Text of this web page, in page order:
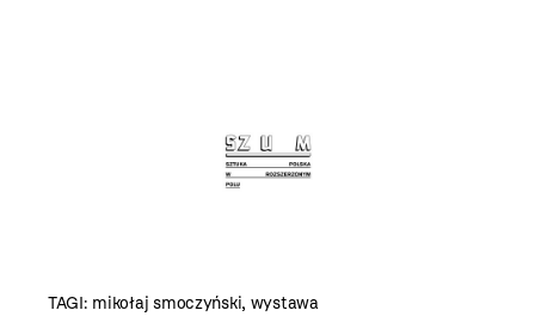
TAGI: mikołaj smoczyński, wystawa